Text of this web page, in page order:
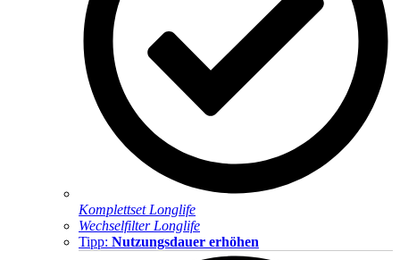
Komplettset Longlife
Wechselfilter Longlife
Tipp: Nutzungsdauer erhöhen